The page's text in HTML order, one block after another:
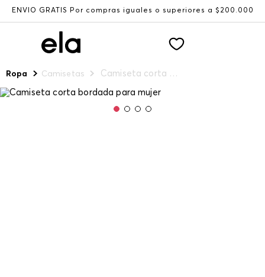
ENVÍO GRATIS Por compras iguales o superiores a $200.000
Ropa Camisetas Camiseta corta bordada para mujer